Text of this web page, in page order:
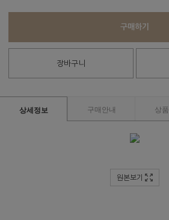
구매하기
장바구니
상세정보 구매안내 상
원본보기